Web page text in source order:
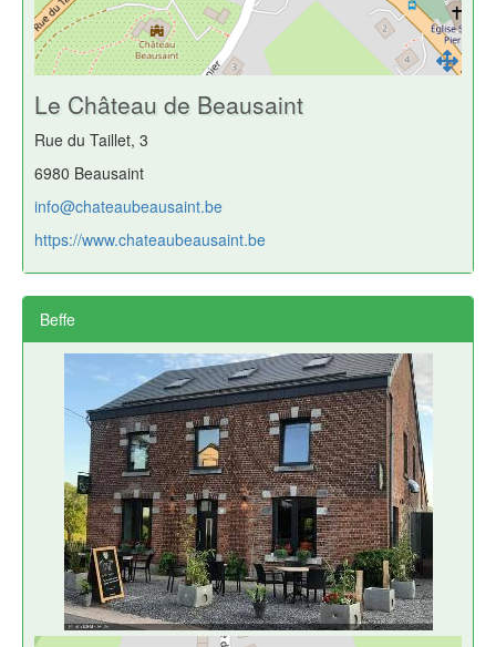
Le Château de Beausaint
Rue du Taillet, 3
6980 Beausaint
info@chateaubeausaint.be
https://www.chateaubeausaint.be
Beffe